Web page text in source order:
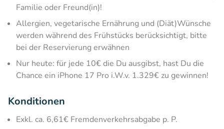
Familie oder Freund(in)!
Allergien, vegetarische Ernährung und (Diät)Wünsche
werden während des Frühstücks berücksichtigt, bitte
bei der Reservierung erwähnen
Nur heute: für jede 10€ die Du ausgibst, hast Du die
Chance ein iPhone 17 Pro i.W.v. 1.329€ zu gewinnen!
Konditionen
Exkl. ca. 6,61€ Fremdenverkehrsabgabe p. P.